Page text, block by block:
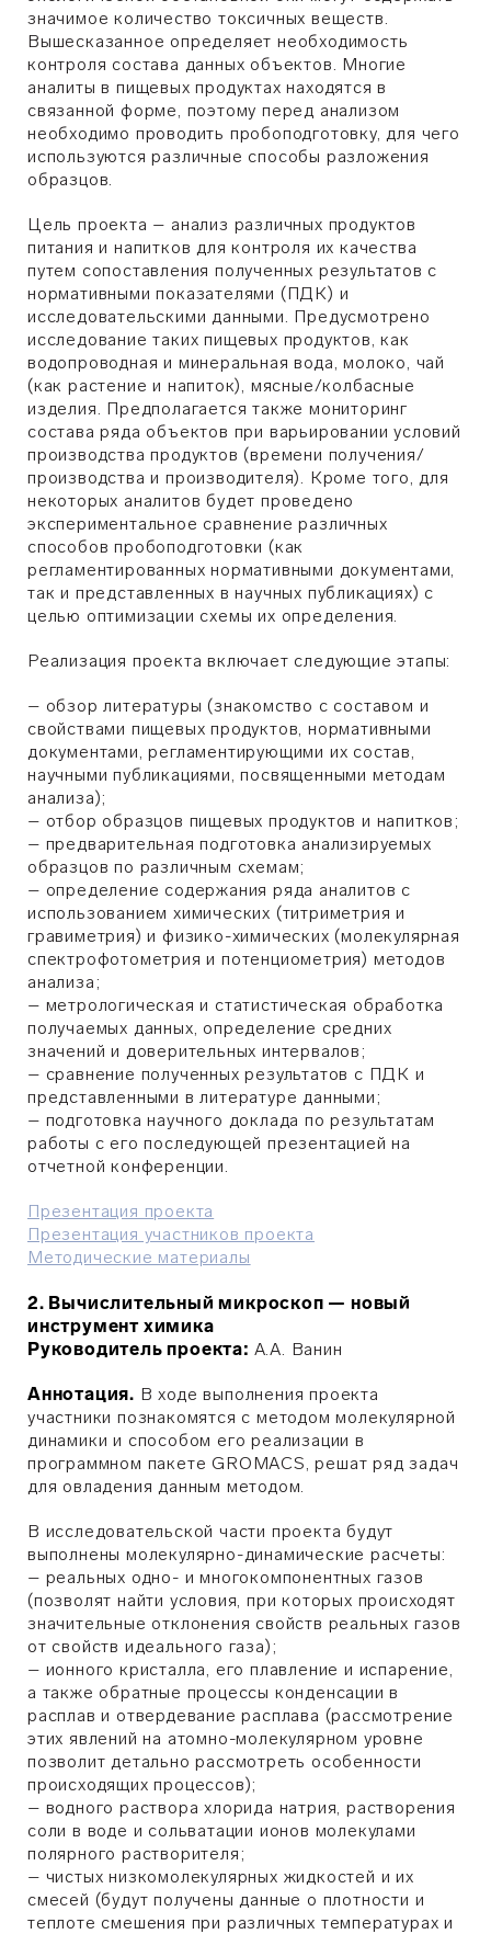
значимое количество токсичных веществ.
Вышесказанное определяет необходимость
контроля состава данных объектов. Многие
аналиты в пищевых продуктах находятся в
связанной форме, поэтому перед анализом
необходимо проводить пробоподготовку, для чего
используются различные способы разложения
образцов.
Цель проекта – анализ различных продуктов
питания и напитков для контроля их качества
путем сопоставления полученных результатов с
нормативными показателями (ПДК) и
исследовательскими данными. Предусмотрено
исследование таких пищевых продуктов, как
водопроводная и минеральная вода, молоко, чай
(как растение и напиток), мясные/колбасные
изделия. Предполагается также мониторинг
состава ряда объектов при варьировании условий
производства продуктов (времени получения/
производства и производителя). Кроме того, для
некоторых аналитов будет проведено
экспериментальное сравнение различных
способов пробоподготовки (как
регламентированных нормативными документами,
так и представленных в научных публикациях) с
целью оптимизации схемы их определения.
Реализация проекта включает следующие этапы:
– обзор литературы (знакомство с составом и
свойствами пищевых продуктов, нормативными
документами, регламентирующими их состав,
научными публикациями, посвященными методам
анализа);
– отбор образцов пищевых продуктов и напитков;
– предварительная подготовка анализируемых
образцов по различным схемам;
– определение содержания ряда аналитов с
использованием химических (титриметрия и
гравиметрия) и физико-химических (молекулярная
спектрофотометрия и потенциометрия) методов
анализа;
– метрологическая и статистическая обработка
получаемых данных, определение средних
значений и доверительных интервалов;
– сравнение полученных результатов с ПДК и
представленными в литературе данными;
– подготовка научного доклада по результатам
работы с его последующей презентацией на
отчетной конференции.
Презентация проекта
Презентация участников проекта
Методические материалы
2. Вычислительный микроскоп — новый
инструмент химика
Руководитель проекта: А.А. Ванин
Аннотация. В ходе выполнения проекта
участники познакомятся с методом молекулярной
динамики и способом его реализации в
программном пакете GROMACS, решат ряд задач
для овладения данным методом.
В исследовательской части проекта будут
выполнены молекулярно-динамические расчеты:
– реальных одно- и многокомпонентных газов
(позволят найти условия, при которых происходят
значительные отклонения свойств реальных газов
от свойств идеального газа);
– ионного кристалла, его плавление и испарение,
а также обратные процессы конденсации в
расплав и отвердевание расплава (рассмотрение
этих явлений на атомно-молекулярном уровне
позволит детально рассмотреть особенности
происходящих процессов);
– водного раствора хлорида натрия, растворения
соли в воде и сольватации ионов молекулами
полярного растворителя;
– чистых низкомолекулярных жидкостей и их
смесей (будут получены данные о плотности и
теплоте смешения при различных температурах и